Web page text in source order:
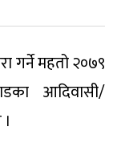
गर्ने महतो २०७९
आदिवासी/